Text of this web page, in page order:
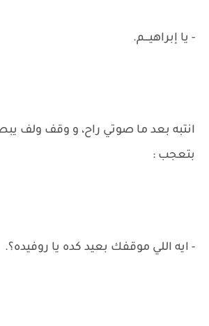
- يا إبراهيـــم.
انتبه بعد ما صوتي راح، و وقف ولف
بتعجب :
- ايه اللي موقفك بعيد كده يا روفيده؟.